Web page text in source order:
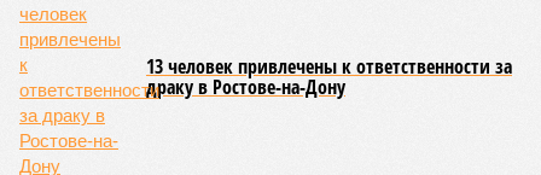
медицинской школы Гроссмана при Нью-Йоркском
университете.
накопившиеся повреждения снижают эффективность
работы клетки, а в некоторых случаях создают
предпосылки для развития рака»
какие бы антивозрастные процедуры вы ни проводили, как
бы ни пытались замедлить старение, устраняя его